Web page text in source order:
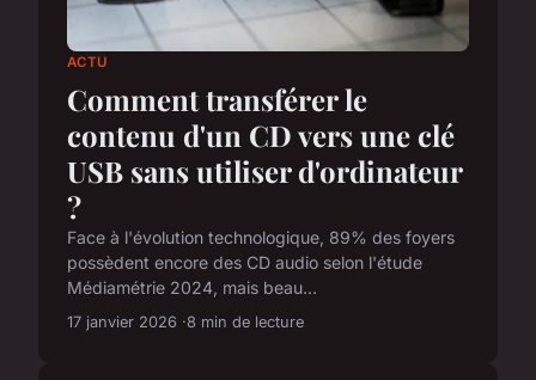
ACTU
Comment transférer le
contenu d'un CD vers une clé
USB sans utiliser d'ordinateur
?
Face à l'évolution technologique, 89% des foyers
possèdent encore des CD audio selon l'étude
Médiamétrie 2024, mais beau...
17 janvier 2026 8 min de lecture